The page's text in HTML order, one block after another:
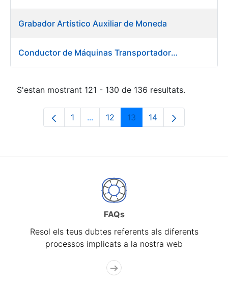
Grabador Artístico Auxiliar de Moneda
Conductor de Máquinas Transportadoras-Elevadoras
S'estan mostrant 121 - 130 de 136 resultats.
Pàgina
1 ...Pàgines intermèdies Utilitzeu TAB
Pàgina
12 Pàgina
13 Pàgina
14
FAQs
Resol els teus dubtes referents als diferents
processos implicats a la nostra web